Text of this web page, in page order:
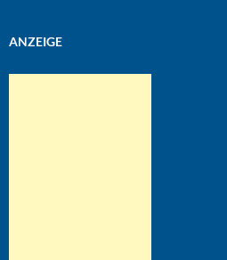
ANZEIGE